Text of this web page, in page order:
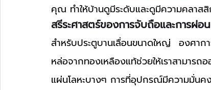
คุณ ทำให้บ้านดูมีระดับและดูมีความคลาส
สรีระศาสตร์ของการจับถือและการผ่อ
สำหรับประตูบานเลื่อนขนาดใหญ่ องศา
หล่อจากทองเหลืองแท้ช่วยให้เราสามา
แผ่นโลหะบางๆ การที่อุปกรณ์มีความมั่นค